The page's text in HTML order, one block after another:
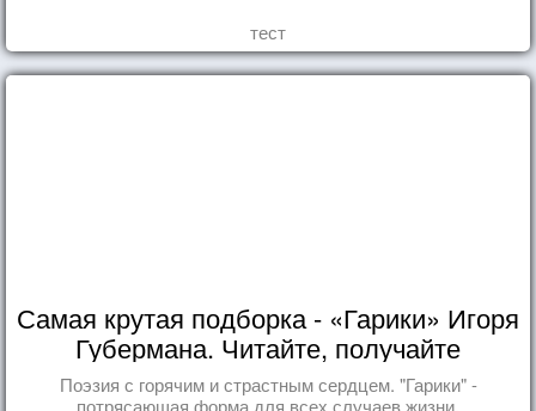
тест
Самая крутая подборка - «Гарики» Игоря
Губермана. Читайте, получайте
удовольствие!
Поэзия с горячим и страстным сердцем. "Гарики" -
потрясающая форма для всех случаев жизни.